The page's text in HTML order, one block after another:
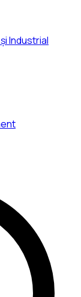
Industrial